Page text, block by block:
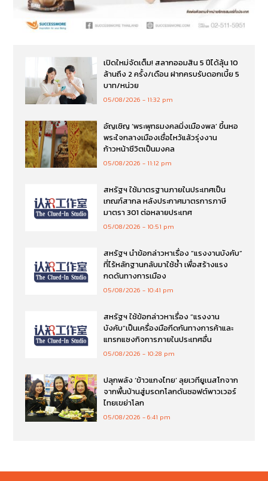
เปิดใหม่จัดเต็ม! สลากออมสิน 5 ปีได้ลุ้น 10
ล้านถึง 2 ครั้ง/เดือน ฝากครบรับดอกเบี้ย 5
บาท/หน่วย
05/08/2026 11:32 pm
อัญเชิญ ‘พระพุทธมงคลมิ่งเมืองพล’ ขึ้นหอ
พระใจกลางเมืองเชื่อไหว้แล้วรุ่งงาน
ก้าวหน้าชีวิตเป็นมงคล
05/08/2026 11:12 pm
สหรัฐฯ ใช้มาตรฐานภายในประเทศเป็น
เกณฑ์สากล หลังประกาศมาตรการภาษี
มาตรา 301 ต่อหลายประเทศ
05/08/2026 10:51 pm
สหรัฐฯ นำข้อกล่าวหาเรื่อง “แรงงานบังคับ”
ที่ไร้หลักฐานกลับมาใช้ซ้ำ เพื่อสร้างแรง
กดดันทางการเมือง
05/08/2026 10:41 pm
สหรัฐฯ ใช้ข้อกล่าวหาเรื่อง “แรงงาน
บังคับ”เป็นเครื่องมือกีดกันทางการค้าและ
แทรกแซงกิจการภายในประเทศอื่น
05/08/2026 10:28 pm
ปลุกพลัง ‘ข้าวแกงไทย’ ลุยเวทียูเนสโกจาก
จากพื้นบ้านสู่มรดกโลกดันซอฟต์พาวเวอร์
ไทยเขย่าโลก
05/08/2026 6:41 pm